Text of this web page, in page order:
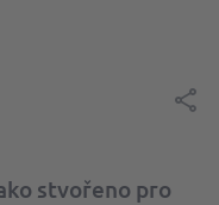
stvořeno pro